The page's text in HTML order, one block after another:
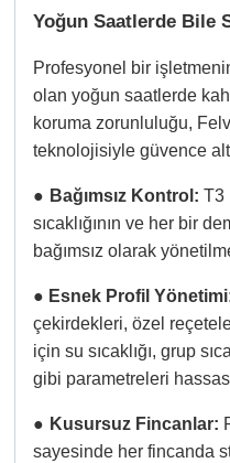
Yoğun Saatlerde Bile
Profesyonel bir
olan yoğun saatlerde
koruma zorunluluğu,
teknolojisiyle güvence
● Bağımsız Kontrol: T3
sıcaklığının ve her bir
bağımsız olarak
● Esnek Profil
çekirdekleri, özel
için su sıcaklığı, grup
gibi parametreleri
● Kusursuz Fincanlar:
sayesinde her fincanda